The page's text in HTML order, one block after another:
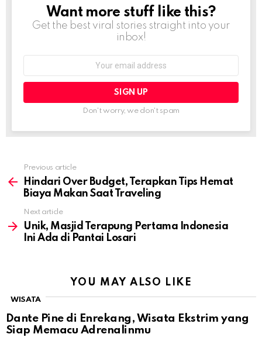
NEWSLETTER
Want more stuff like this?
Get the best viral stories straight into your
inbox!
Don't worry, we don't spam
more
Previous article
Hindari Over Budget, Terapkan Tips Hemat
Biaya Makan Saat Traveling
Next article
Unik, Masjid Terapung Pertama Indonesia
Ini Ada di Pantai Losari
YOU MAY ALSO LIKE
WISATA
Dante Pine di Enrekang, Wisata Ekstrim yang
Siap Memacu Adrenalinmu